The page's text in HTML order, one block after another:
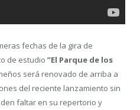
fechas de la gira de
de estudio ”El Parque de los
será renovado de arriba a
del reciente lanzamiento sin
faltar en su repertorio y